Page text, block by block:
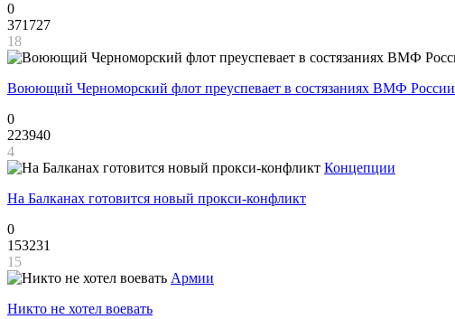
0
371727
18
Воюющий Черноморский флот преуспевает в состязаниях ВМФ России
0
223940
4
Концепции
На Балканах готовится новый прокси-конфликт
0
153231
15
Армии
Никто не хотел воевать